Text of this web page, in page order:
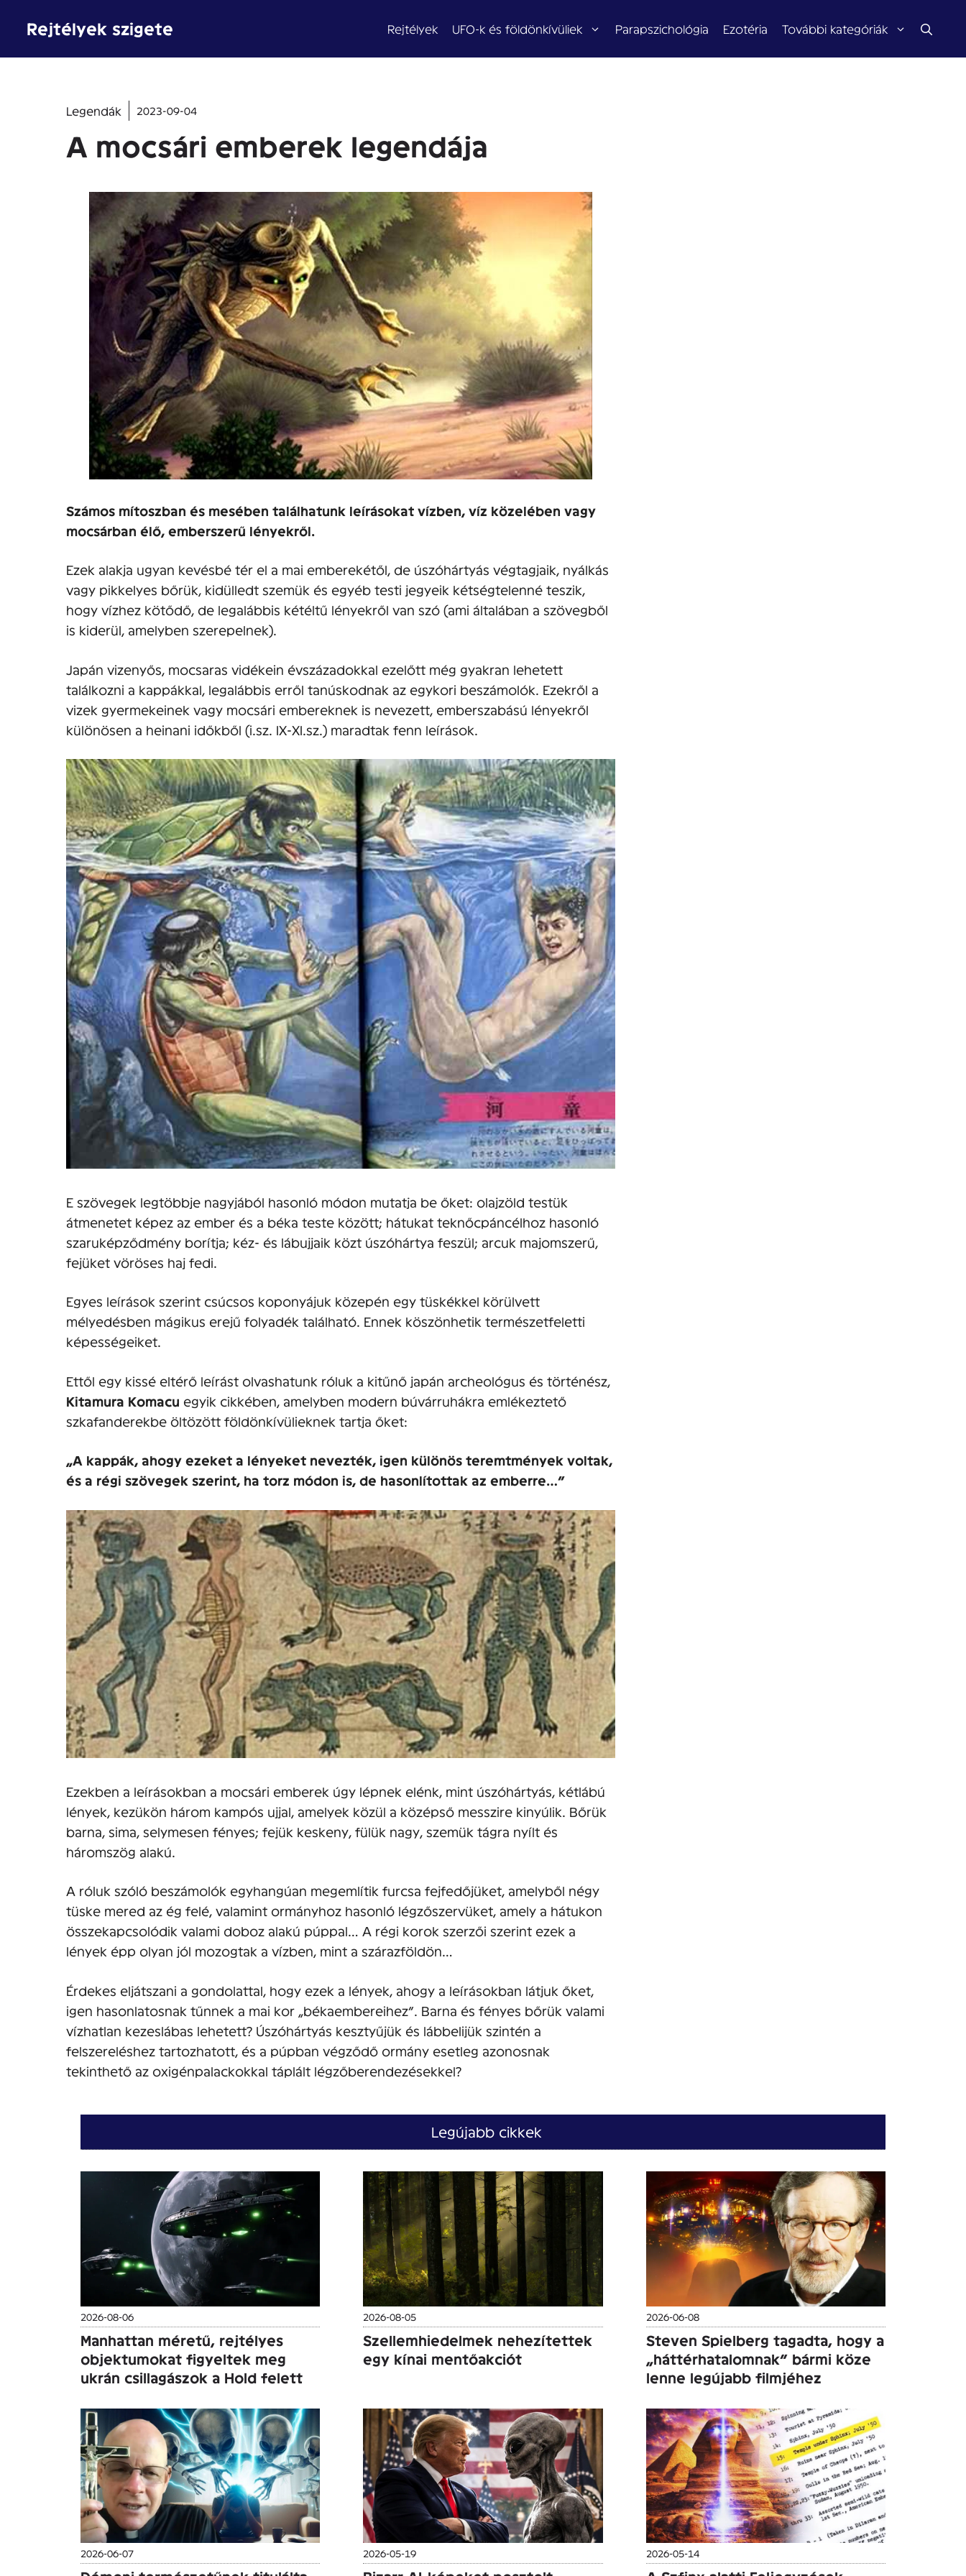
Rejtélyek szigete Rejtélyek UFO-k és földönkívüliek Parapszichológia Ezotéria További kategóriák
Legendák 2023-09-04
A mocsári emberek legendája
Számos mítoszban és mesében találhatunk leírásokat vízben, víz közelében vagy
mocsárban élő, emberszerű lényekről.
Ezek alakja ugyan kevésbé tér el a mai emberekétől, de úszóhártyás végtagjaik, nyálkás
vagy pikkelyes bőrük, kidülledt szemük és egyéb testi jegyeik kétségtelenné teszik,
hogy vízhez kötődő, de legalábbis kétéltű lényekről van szó (ami általában a szövegből
is kiderül, amelyben szerepelnek).
Japán vizenyős, mocsaras vidékein évszázadokkal ezelőtt még gyakran lehetett
találkozni a kappákkal, legalábbis erről tanúskodnak az egykori beszámolók. Ezekről a
vizek gyermekeinek vagy mocsári embereknek is nevezett, emberszabású lényekről
különösen a heinani időkből (i.sz. IX-XI.sz.) maradtak fenn leírások.
E szövegek legtöbbje nagyjából hasonló módon mutatja be őket: olajzöld testük
átmenetet képez az ember és a béka teste között; hátukat teknőcpáncélhoz hasonló
szaruképződmény borítja; kéz- és lábujjaik közt úszóhártya feszül; arcuk majomszerű,
fejüket vöröses haj fedi.
Egyes leírások szerint csúcsos koponyájuk közepén egy tüskékkel körülvett
mélyedésben mágikus erejű folyadék található. Ennek köszönhetik természetfeletti
képességeiket.
Ettől egy kissé eltérő leírást olvashatunk róluk a kitűnő japán archeológus és történész,
Kitamura Komacu egyik cikkében, amelyben modern búvárruhákra emlékeztető
szkafanderekbe öltözött földönkívülieknek tartja őket:
„A kappák, ahogy ezeket a lényeket nevezték, igen különös teremtmények voltak,
és a régi szövegek szerint, ha torz módon is, de hasonlítottak az emberre…”
Ezekben a leírásokban a mocsári emberek úgy lépnek elénk, mint úszóhártyás, kétlábú
lények, kezükön három kampós ujjal, amelyek közül a középső messzire kinyúlik. Bőrük
barna, sima, selymesen fényes; fejük keskeny, fülük nagy, szemük tágra nyílt és
háromszög alakú.
A róluk szóló beszámolók egyhangúan megemlítik furcsa fejfedőjüket, amelyből négy
tüske mered az ég felé, valamint ormányhoz hasonló légzőszervüket, amely a hátukon
összekapcsolódik valami doboz alakú púppal… A régi korok szerzői szerint ezek a
lények épp olyan jól mozogtak a vízben, mint a szárazföldön…
Érdekes eljátszani a gondolattal, hogy ezek a lények, ahogy a leírásokban látjuk őket,
igen hasonlatosnak tűnnek a mai kor „békaembereihez”. Barna és fényes bőrük valami
vízhatlan kezeslábas lehetett? Úszóhártyás kesztyűjük és lábbelijük szintén a
felszereléshez tartozhatott, és a púpban végződő ormány esetleg azonosnak
tekinthető az oxigénpalackokkal táplált légzőberendezésekkel?
Legújabb cikkek
2026-08-06
Manhattan méretű, rejtélyes
objektumokat figyeltek meg
ukrán csillagászok a Hold felett
2026-08-05
Szellemhiedelmek nehezítettek
egy kínai mentőakciót
2026-06-08
Steven Spielberg tagadta, hogy a
„háttérhatalomnak” bármi köze
lenne legújabb filmjéhez
2026-06-07 2026-05-19 2026-05-14